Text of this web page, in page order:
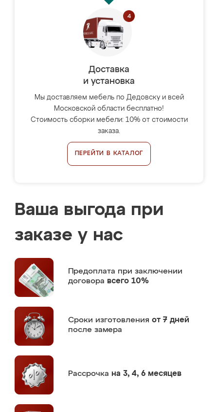
Доставка
и установка
Мы доставляем мебель по Дедовску и всей
Московской области бесплатно!
Стоимость сборки мебели: 10% от стоимости
заказа.
ПЕРЕЙТИ В КАТАЛОГ
Ваша выгода при
заказе у нас
Предоплата при заключении
договора всего 10%
Сроки изготовления от 7 дней
после замера
Рассрочка на 3, 4, 6 месяцев